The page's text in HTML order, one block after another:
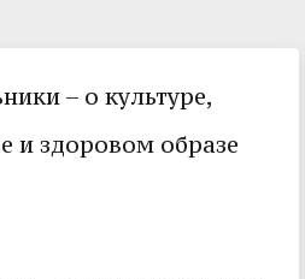
– о культуре,
и здоровом образе